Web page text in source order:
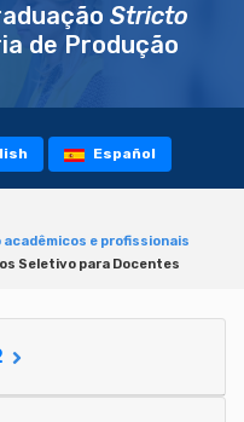
Stricto
de Produção
Español
e profissionais
Seletivo para Docentes